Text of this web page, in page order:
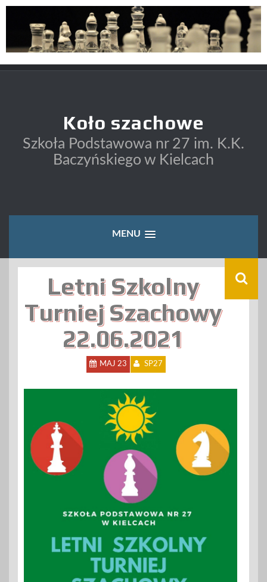
Skip
content
Koło szachowe
Szkoła Podstawowa nr 27 im. K.K.
Baczyńskiego w Kielcach
MENU
Letni Szkolny
Turniej Szachowy
22.06.2021
MAJ 23 SP27